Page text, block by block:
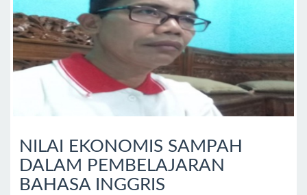
NILAI EKONOMIS SAMPAH
DALAM PEMBELAJARAN
BAHASA INGGRIS